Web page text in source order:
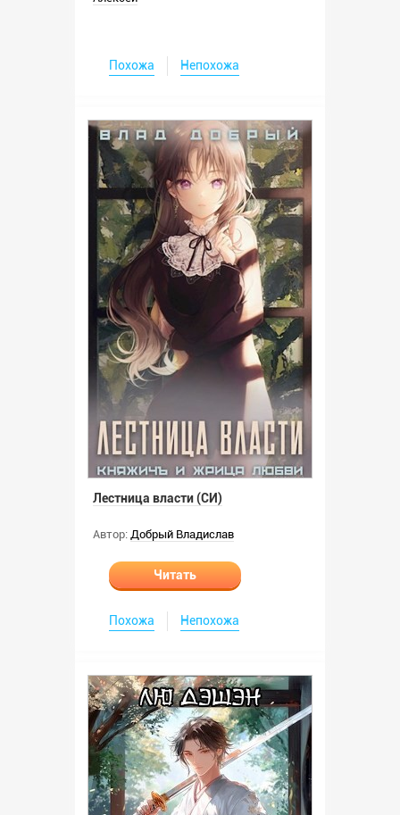
Похожа Непохожа
Лестница власти (СИ)
Автор: Добрый Владислав
Читать
Похожа Непохожа